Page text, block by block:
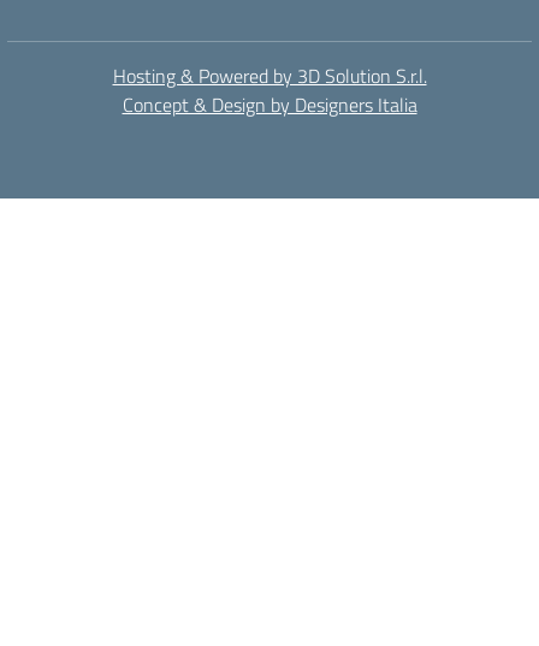
Hosting & Powered by 3D Solution S.r.l.
Concept & Design by Designers Italia